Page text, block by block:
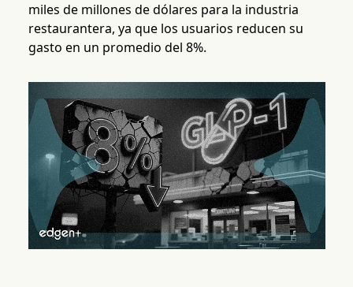
miles de millones de dólares para la industria
restaurantera, ya que los usuarios reducen su
gasto en un promedio del 8%.